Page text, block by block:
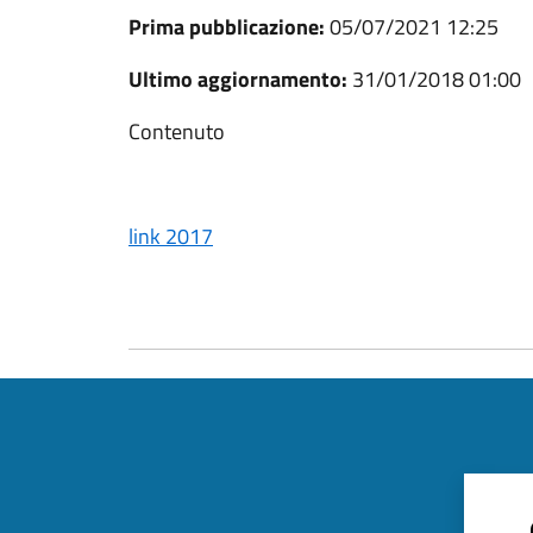
Prima pubblicazione:05/07/2021 12:25
Ultimo aggiornamento: 31/01/2018 01:00
Contenuto
link 2017